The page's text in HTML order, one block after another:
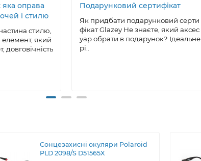
яка оправа
і стилю
стилю,
елемент, який
Подарунковий сертифікат
Як придбати подарунковий серти
фікат Glazey Не знаєте, який аксес
уар обрати в подарунок? Ідеальне
рі..
Сонцезахисні окуляри Polaroid
PLD 2098/S D51565X